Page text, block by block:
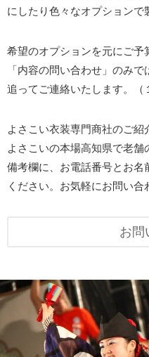
にしたり色々なオプションで
希望のオプションを元にご予
「内容の問い合わせ」のみ
追ってご連絡いたします。（
よさこい衣装専門商社のご紹
よさこいの本場高知県で老舗
備考欄に、お電話番号とお
ください。お気軽にお問い合
お問